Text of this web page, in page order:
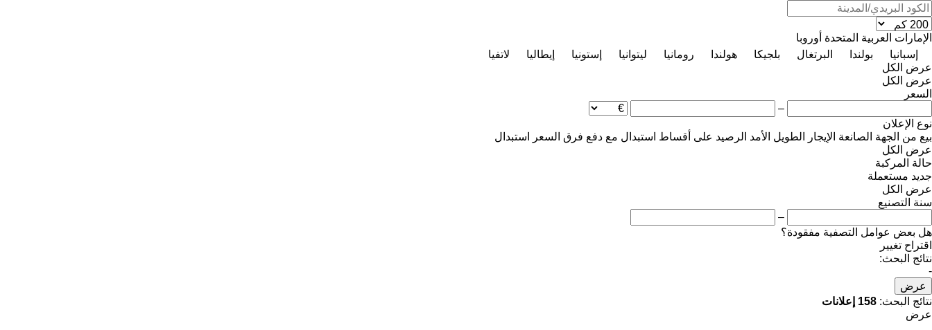
الإمارات العربية المتحدة أوروبا
إسبانيا
بولندا البرتغال بلجيكا هولندا رومانيا ليتوانيا إستونيا إيطاليا
لاتفيا
عرض الكل
عرض الكل
السعر
–
نوع الإعلان
بيع من الجهة الصانعة الإيجار الطويل الأمد الرصيد على أقساط استبدال مع دفع فرق السعر
استبدال
عرض الكل
حالة المركبة
جديد مستعملة
عرض الكل
سنة التصنيع
–
هل بعض عوامل التصفية مفقودة؟
اقتراح تغيير
نتائج البحث:
-
عرض
نتائج البحث: 158 إعلانات
عرض